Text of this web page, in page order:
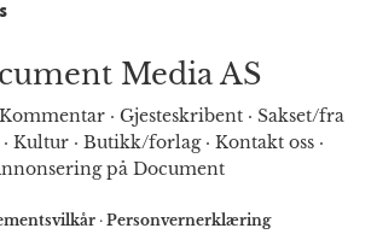
Media AS
Kommentar · Gjesteskribent · Sakset/fra
Kultur· Butikk/forlag· Kontakt oss·
på Document
· Personvernerklæring